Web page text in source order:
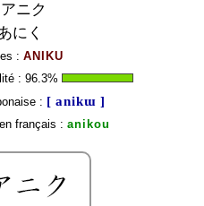
アニク
にく
: ANIKU
: 96.3%
: [ anikɯ ]
français : anikou